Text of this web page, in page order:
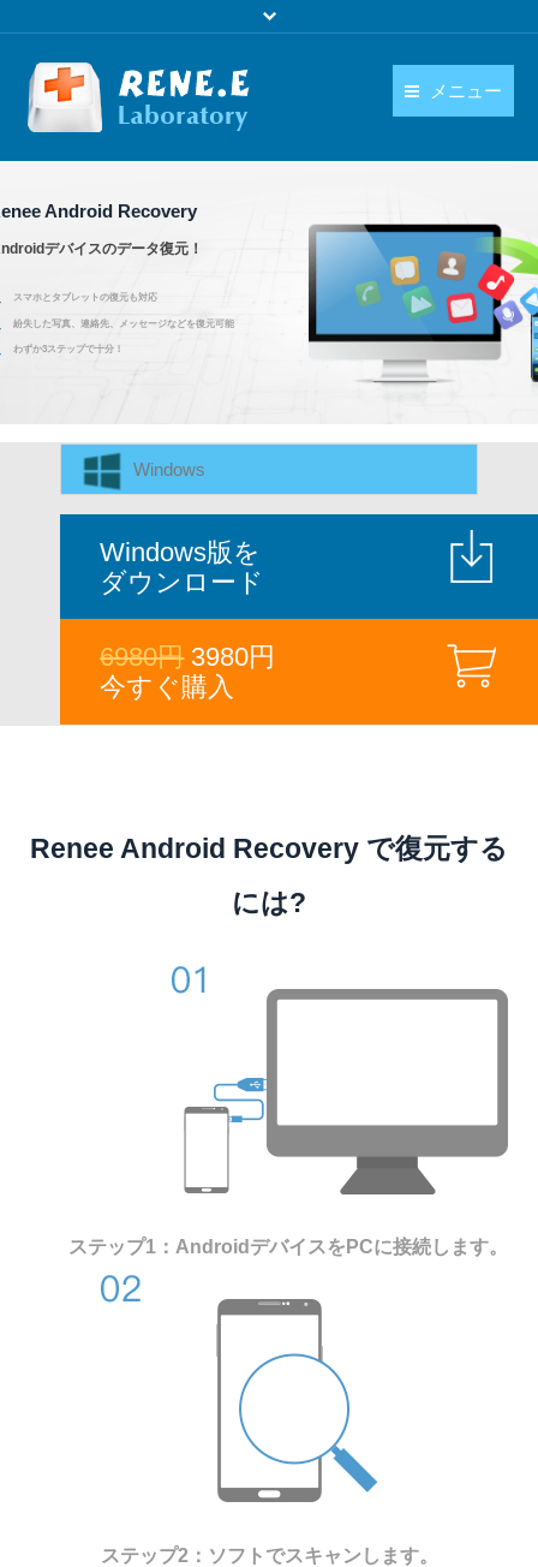
メニュー
ダウンロード
操作ガイド
お問い合わせ
日本語
Android Recovery
スマホとタブレットの復元も対応
わずか3ステップで十分！
デバイスのデータ復元！
紛失した写真、連絡先、メッセージなどを復元可能
Windows
Windows版を
ダウンロード
6980円3980円
今すぐ購入
Renee Android Recovery で復元する
には?
ステップ1：AndroidデバイスをPCに接続します。
ステップ2：ソフトでスキャンします。